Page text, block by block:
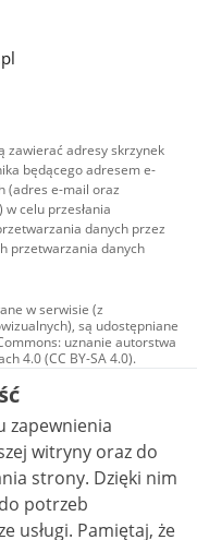
zawierać adresy skrzynek
będącego adresem e-
(adres e-mail oraz
celu przesłania
danych przez
przetwarzania danych
w serwisie (z
są udostępniane
uznanie autorstwa
4.0 (CC BY-SA 4.0).
tym zdjęcia, materiały
na licencji typu
autorstwa użycie
zależnych 4.0 (CC BY-
stwierdzone inaczej.
zapewnienia
witryny oraz do
Dzięki nim
potrzeb
że